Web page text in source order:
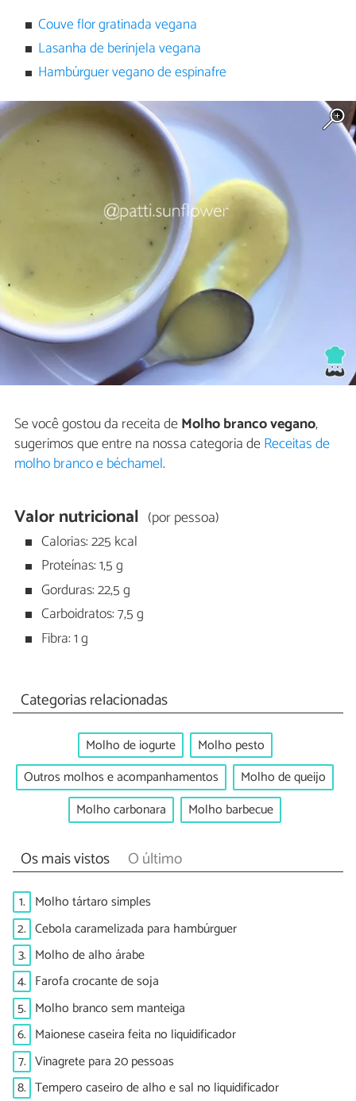
Couve flor gratinada vegana
Lasanha de berinjela vegana
Hambúrguer vegano de espinafre
Se você gostou da receita deMolho branco vegano,
sugerimos que entre na nossa categoria deReceitas de
molho branco e béchamel.
Valor nutricional (por pessoa)
Calorias: 225 kcal
Proteínas: 1,5 g
Gorduras: 22,5 g
Carboidratos: 7,5 g
Fibra: 1 g
Categorias relacionadas
Molho de iogurte
Molho pesto
Outros molhos e acompanhamentos
Molho de queijo
Molho carbonara
Molho barbecue
Os mais vistos O último
1. Molho tártaro simples
2. Cebola caramelizada para hambúrguer
3. Molho de alho árabe
4. Farofa crocante de soja
5. Molho branco sem manteiga
6. Maionese caseira feita no liquidificador
7. Vinagrete para 20 pessoas
8. Tempero caseiro de alho e sal no liquidificador